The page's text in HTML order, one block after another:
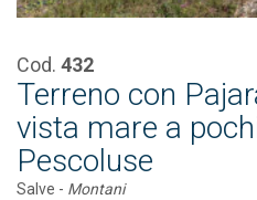
Cod. 432
Terreno con
vista mare a
Pescoluse
Salve - Montani